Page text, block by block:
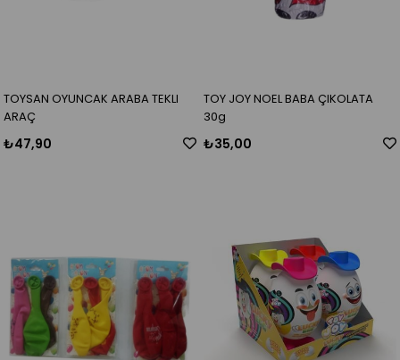
TOYSAN OYUNCAK ARABA TEKLI
ARAÇ
₺47,90
TOY JOY NOEL BABA ÇIKOLATA
30g
₺35,00